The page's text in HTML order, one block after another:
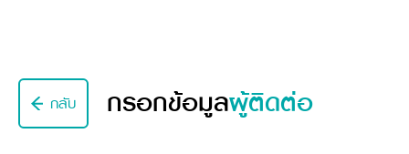
เครื่องจักรกลก่อสร้าง
รถขุดขนาดเล็ก
อุปกรณ์ต่อพ่วงรถขุด
สิ่งที่ผู้ลงทุนจะได้รับ
การลงทุนรายได้และจุดคุ้มทุน
วัสดุอุปกรณ์
4 หัวใจหลักของธุรกิจ
มาตรฐานสู่ความเป็นผู้นำในเอเชีย
ตำแหน่งงานว่าง
นักศึกษาฝึกงาน
ข่าวสาร
ข่าวสาร
ข่าวและกิจกรรมที่แนะนำ
ออนไลน์
กลับ กรอกข้อมูลผู้ติดต่อ